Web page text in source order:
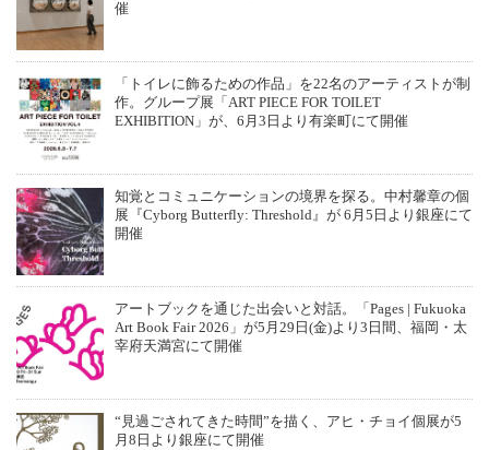
催
「トイレに飾るための作品」を22名のアーティストが制
作。グループ展「ART PIECE FOR TOILET
EXHIBITION」が、6月3日より有楽町にて開催
知覚とコミュニケーションの境界を探る。中村馨章の個
展『Cyborg Butterfly: Threshold』が 6月5日より銀座にて
開催
アートブックを通じた出会いと対話。「Pages | Fukuoka
Art Book Fair 2026」が5月29日(金)より3日間、福岡・太
宰府天満宮にて開催
“見過ごされてきた時間”を描く、アヒ・チョイ個展が5
月8日より銀座にて開催